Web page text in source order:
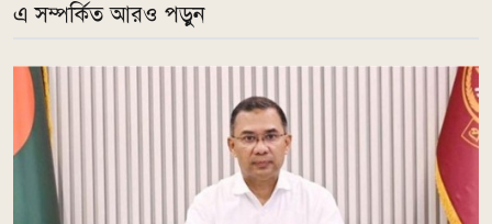
এ সম্পর্কিত আরও পড়ুন